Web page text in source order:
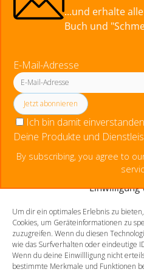
Einwilligung
Um dir ein optimales Erlebnis zu
Cookies, um Geräteinformationen zu
zuzugreifen. Wenn du diesen
wie das Surfverhalten oder eindeutige
Wenn du deine Einwillligung nicht
bestimmte Merkmale und Funktionen
Alles zur Palliative Care
Kontakt / Impressum
facebookinstagram
Krankenpfleger
European Diploma in Pain
Pflegefachperson für Spezielle
Pflegefachperson für Palliative
Pflegefachperson p-e-ac®
Mitgliedschaften
...und erhalte
Buch und
E-Mail-Adresse
Ich bin damit
Deine Produkte und
By subscribing, you agree to